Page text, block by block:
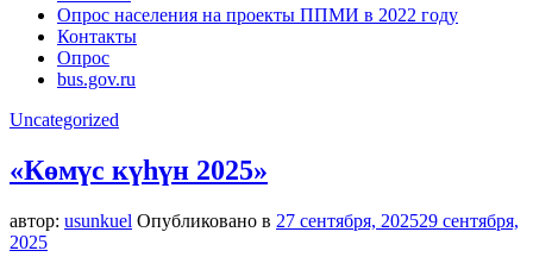
Опрос населения на проекты ППМИ в 2022 году
Контакты
Опрос
bus.gov.ru
Uncategorized
«Көмүс күһүн 2025»
автор: usunkuel Опубликовано в 27 сентября, 202529 сентября,
2025